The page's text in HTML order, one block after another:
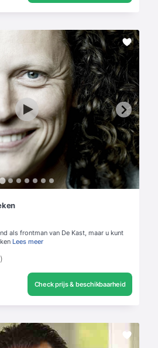
als frontman van De Kast, maar u kunt
Lees meer
Check prijs & beschikbaarheid